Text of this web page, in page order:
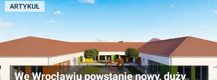
We Wrocławiu powstanie nowy, duży
ARTYKUŁ